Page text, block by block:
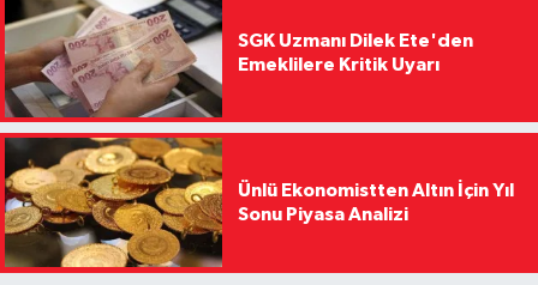
SGK Uzmanı Dilek Ete'den
Emeklilere Kritik Uyarı
Ünlü Ekonomistten Altın İçin Yıl
Sonu Piyasa Analizi